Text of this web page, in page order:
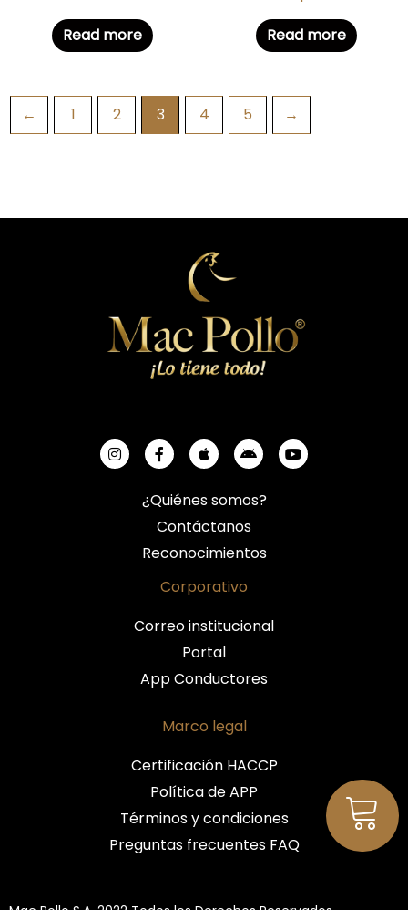
Read more
Read more
← 1 2 3 4 5 →
¿Quiénes somos?
Contáctanos
Reconocimientos
Corporativo
Correo institucional
Portal
App Conductores
Marco legal
Certificación HACCP
Política de APP
Términos y condiciones
Preguntas frecuentes FAQ